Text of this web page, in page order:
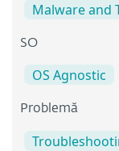
Malware and
SO
OS Agnostic
Problemă